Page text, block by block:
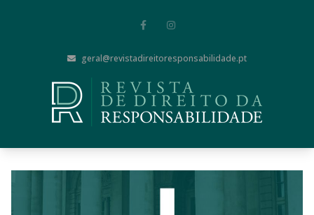
geral@revistadireitoresponsabilidade.pt